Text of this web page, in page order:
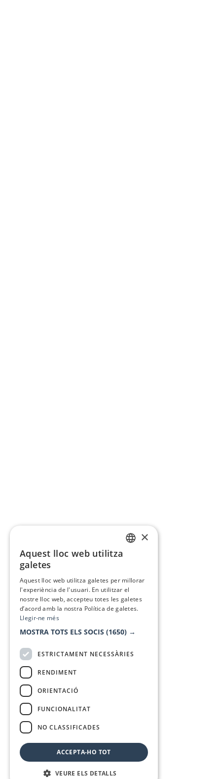
×
Aquest lloc web utilitza
galetes
Aquest lloc web utilitza galetes per millorar
l'experiència de l'usuari. En utilitzar el
nostre lloc web, accepteu totes les galetes
d’acord amb la nostra Política de galetes.
Llegir-ne més
MOSTRA TOTS ELS SOCIS (1650) →
ESTRICTAMENT NECESSÀRIES
RENDIMENT
ORIENTACIÓ
FUNCIONALITAT
NO CLASSIFICADES
ACCEPTA-HO TOT
VEURE ELS DETALLS